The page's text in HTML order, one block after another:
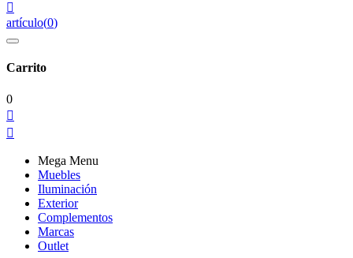

artículo(0)
Carrito
0


Mega Menu
Muebles
Iluminación
Exterior
Complementos
Marcas
Outlet